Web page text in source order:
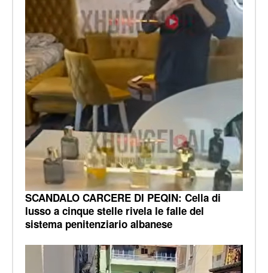
SCANDALO CARCERE DI PEQIN: Cella di
lusso a cinque stelle rivela le falle del
sistema penitenziario albanese